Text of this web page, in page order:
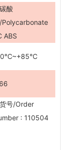
酸
Polycarbonate
ABS
号/Order
: 110504